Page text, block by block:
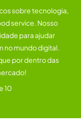
sobre tecnologia,
service. Nosso
para ajudar
no mundo digital.
por dentro das
10